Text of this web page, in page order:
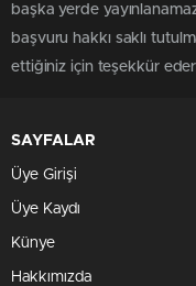
başka yerde
başvuru hakkı saklı
ettiğiniz için teşekkür
SAYFALAR
Üye Girişi
Üye Kaydı
Künye
Hakkımızda